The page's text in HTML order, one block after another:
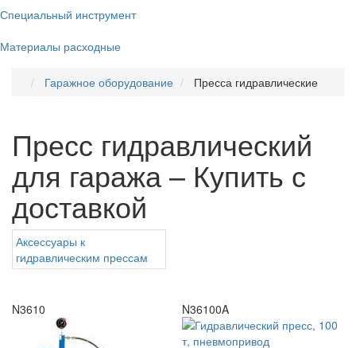
Специальный инструмент
Материалы расходные
Гаражное оборудование Пресса гидравлические
Пресс гидравлический
для гаража – Купить с
доставкой
Аксессуары к
гидравлическим прессам
N3610 N36100A